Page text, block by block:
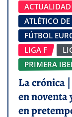
ACTUALIDAD
ATLÉTICO
FÚTBOL
LIGA F
PRIMERA
La crónica
en noventa
en